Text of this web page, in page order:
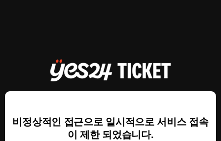
비정상적인 접근으로 일시적으로 서비스 접속
이 제한 되었습니다.